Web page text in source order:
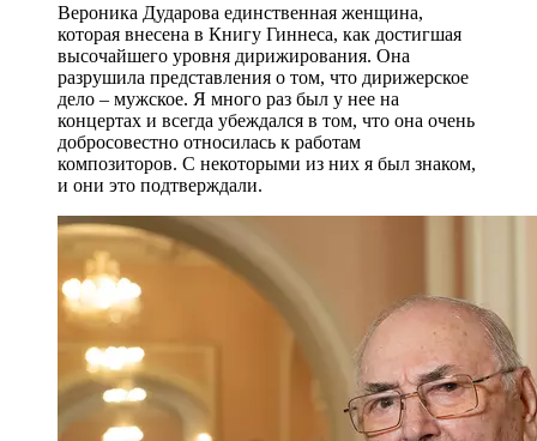
Вероника Дударова единственная женщина,
которая внесена в Книгу Гиннеса, как достигшая
высочайшего уровня дирижирования. Она
разрушила представления о том, что дирижерское
дело – мужское. Я много раз был у нее на
концертах и всегда убеждался в том, что она очень
добросовестно относилась к работам
композиторов. С некоторыми из них я был знаком,
и они это подтверждали.